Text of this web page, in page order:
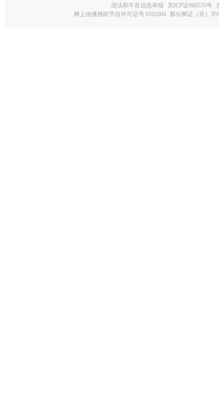
违法和不良信息举报 京ICP证060535号
网上传播视听节目许可证号 0102004 新出网证（京）